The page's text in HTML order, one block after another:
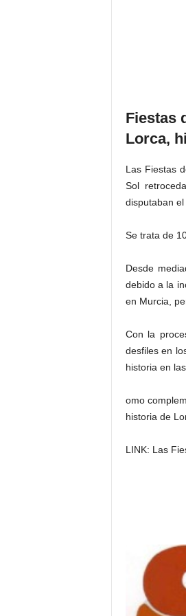
Fiestas
Lorca,
Las Fiestas
Sol
disputaban el
Se trata de
Desde
debido a la
en Murcia,
Con la
desfiles en
historia en
omo
historia de
LINK: Las